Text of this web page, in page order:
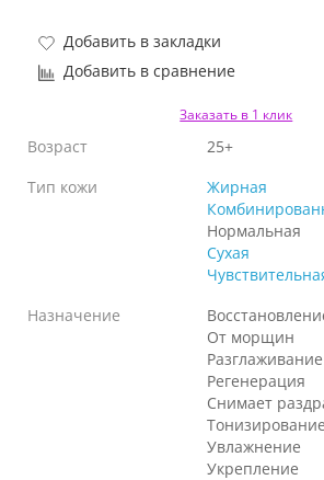
Добавить в закладки
Добавить в сравнение
Заказать в 1 клик
Возраст
25+
Тип кожи
Жирная
Нормальная
Сухая
Назначение
От морщин
Разглаживание
Регенерация
Снимает
Тонизирование
Увлажнение
Укрепление